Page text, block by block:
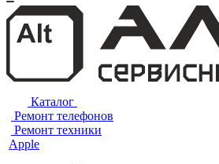
Каталог
Ремонт телефонов
Ремонт техники
Apple